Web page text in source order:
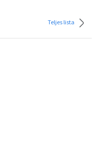
Teljes lista